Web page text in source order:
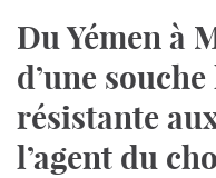
Du Yémen à
d’une
résistante
l’agent du